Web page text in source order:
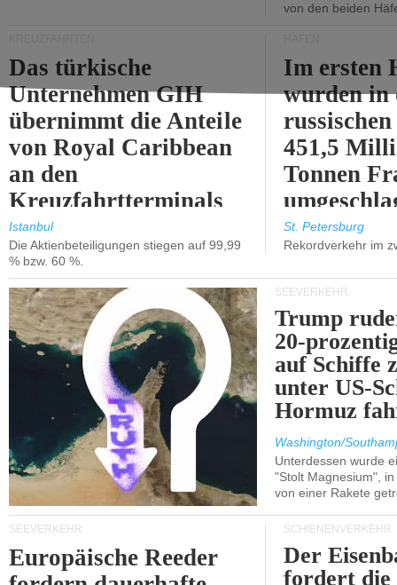
von den beiden
Das türkische
Unternehmen GIH
übernimmt die Anteile
von Royal Caribbean
an den
Kreuzfahrtterminals
in Kusadasi und
Lissabon.
Istanbul
Die Aktienbeteiligungen stiegen auf 99,99
% bzw. 60 %.
Im ersten
wurden in
451,5
Tonnen
%).
St. Petersburg
Rekordverkehr im
SEEVERKEHR
Trump
20-
auf Schiffe
unter US-
Hormuz
Washington/
Unterdessen wurde
"Stolt Magnesium",
von einer Rakete
SEEVERKEHR
Europäische Reeder
SCHIENENVERKEHR
Der
fordert die